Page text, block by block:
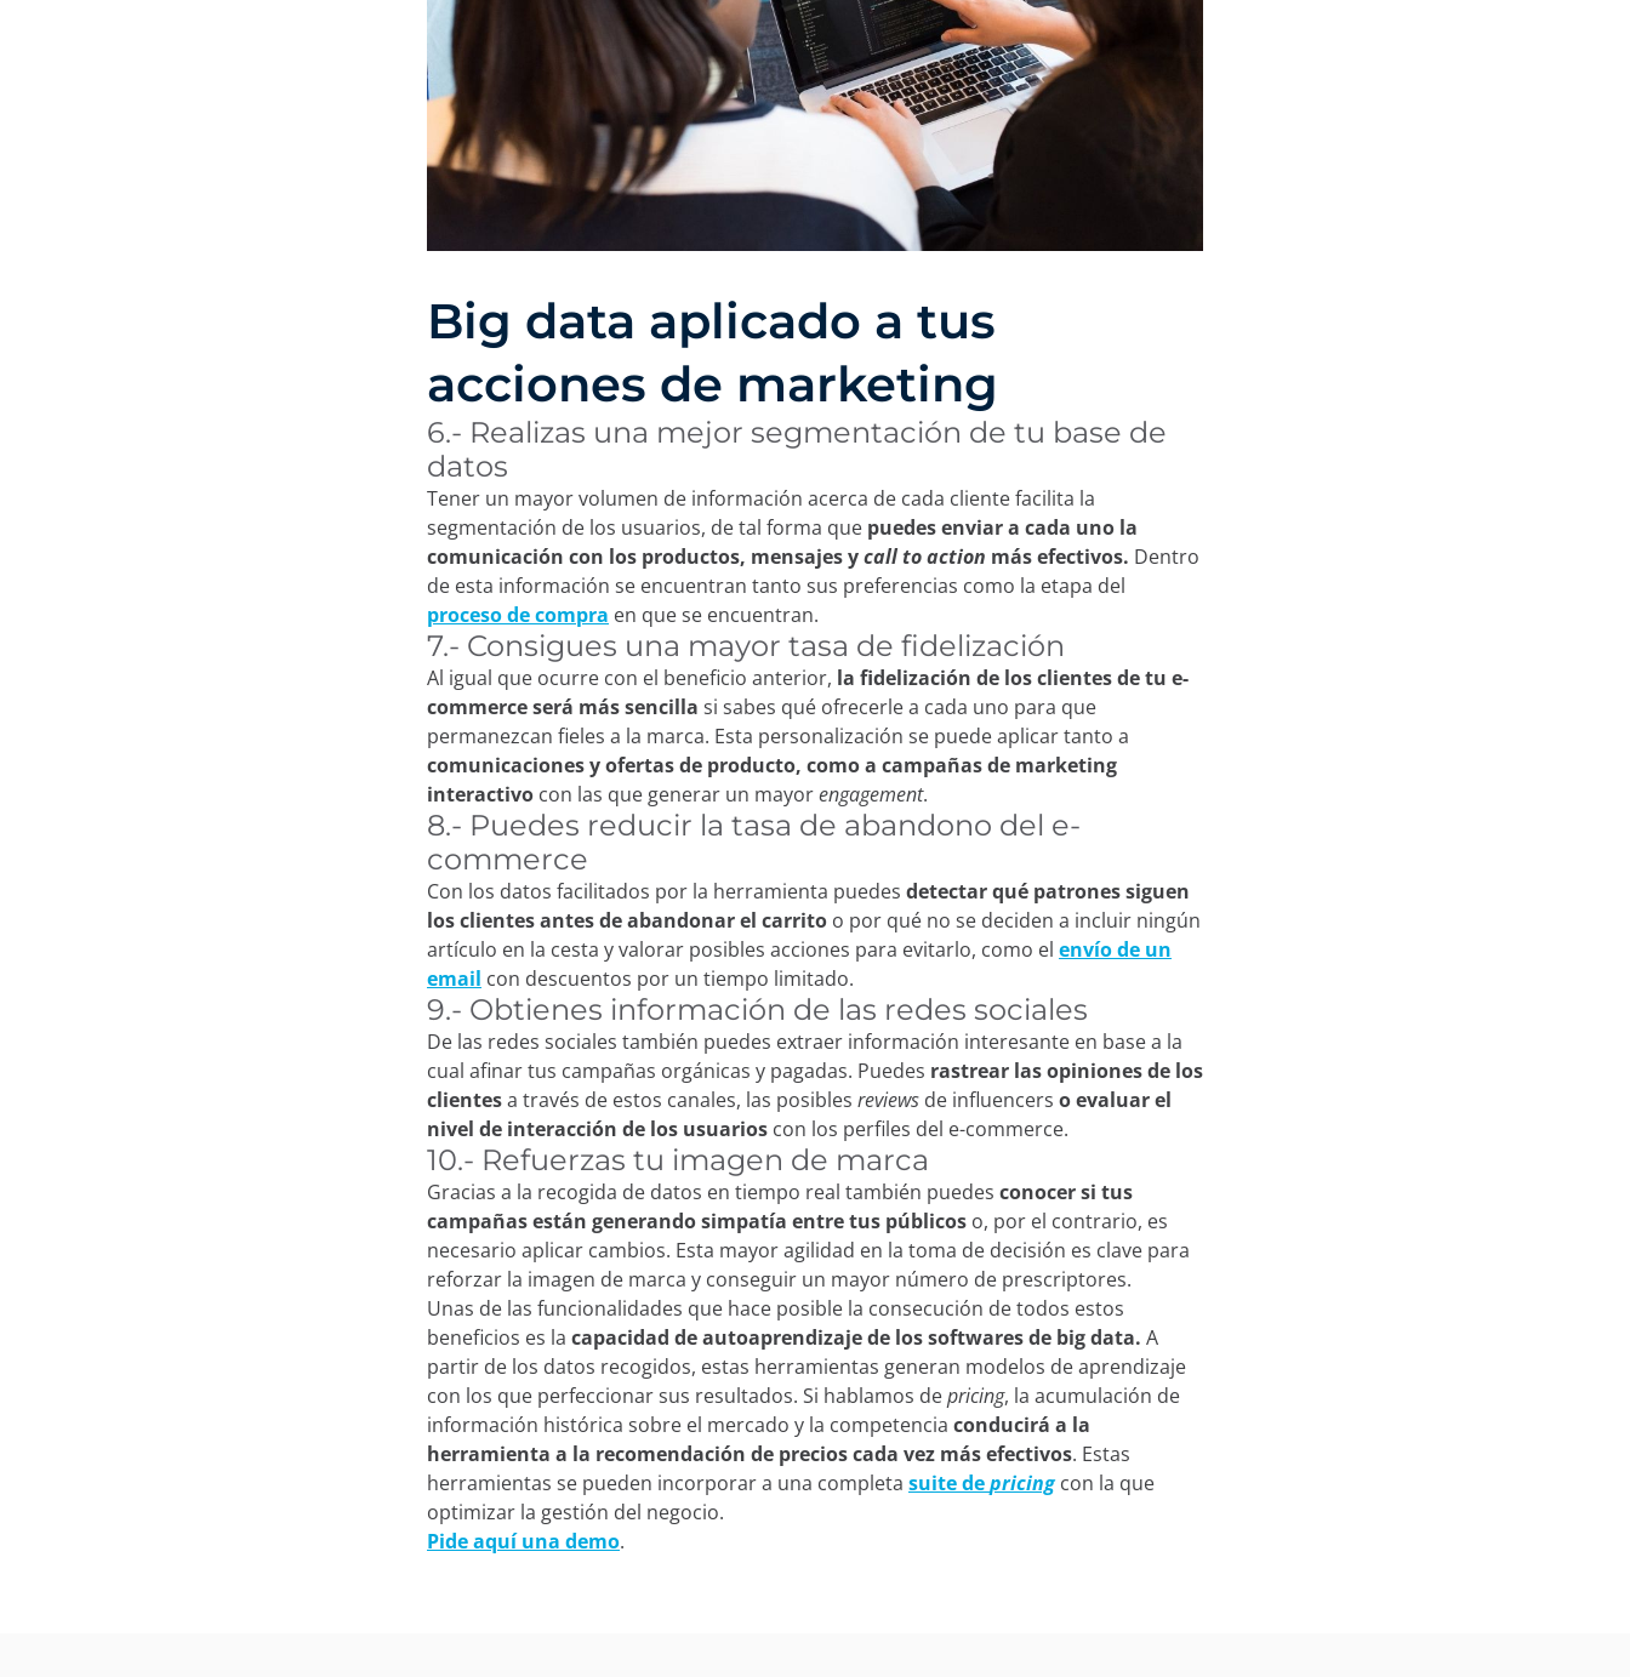
Big data aplicado a tus
acciones de marketing
6.- Realizas una mejor segmentación de tu base de
datos
Tener un mayor volumen de información acerca de cada cliente facilita la
segmentación de los usuarios, de tal forma que puedes enviar a cada uno la
comunicación con los productos, mensajes ycall to action más efectivos. Dentro
de esta información se encuentran tanto sus preferencias como la etapa del
proceso de compra en que se encuentran.
7.- Consigues una mayor tasa de fidelización
Al igual que ocurre con el beneficio anterior, la fidelización de los clientes de tu e-
commerce será más sencilla si sabes qué ofrecerle a cada uno para que
permanezcan fieles a la marca. Esta personalización se puede aplicar tanto a
comunicaciones y ofertas de producto, como a campañas de marketing
interactivo con las que generar un mayorengagement.
8.- Puedes reducir la tasa de abandono del e-
commerce
Con los datos facilitados por la herramienta puedes detectar qué patrones siguen
los clientes antes de abandonar el carrito o por qué no se deciden a incluir ningún
artículo en la cesta y valorar posibles acciones para evitarlo, como el envío de un
email con descuentos por un tiempo limitado.
9.- Obtienes información de las redes sociales
De las redes sociales también puedes extraer información interesante en base a la
cual afinar tus campañas orgánicas y pagadas. Puedes rastrear las opiniones de los
clientesa través de estos canales, las posibles reviews de influencers o evaluar el
nivel de interacción de los usuarios con los perfiles del e-commerce.
10.- Refuerzas tu imagen de marca
Gracias a la recogida de datos en tiempo real también puedes conocer si tus
campañas están generando simpatía entre tus públicos o, por el contrario, es
necesario aplicar cambios. Esta mayor agilidad en la toma de decisión es clave para
reforzar la imagen de marca y conseguir un mayor número de prescriptores.
Unas de las funcionalidades que hace posible la consecución de todos estos
beneficios es la capacidad de autoaprendizaje de los softwares de big data. A
partir de los datos recogidos, estas herramientas generan modelos de aprendizaje
con los que perfeccionar sus resultados. Si hablamos depricing, la acumulación de
información histórica sobre el mercado y la competencia conducirá a la
herramienta a la recomendación de precios cada vez más efectivos. Estas
herramientas se pueden incorporar a una completa suite depricingcon la que
optimizar la gestión del negocio.
Pide aquí una demo.